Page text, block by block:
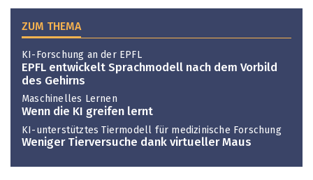
ZUM THEMA
KI-Forschung an der EPFL
EPFL entwickelt Sprachmodell nach dem Vorbild
des Gehirns
Maschinelles Lernen
Wenn die KI greifen lernt
KI-unterstütztes Tiermodell für medizinische Forschung
Weniger Tierversuche dank virtueller Maus